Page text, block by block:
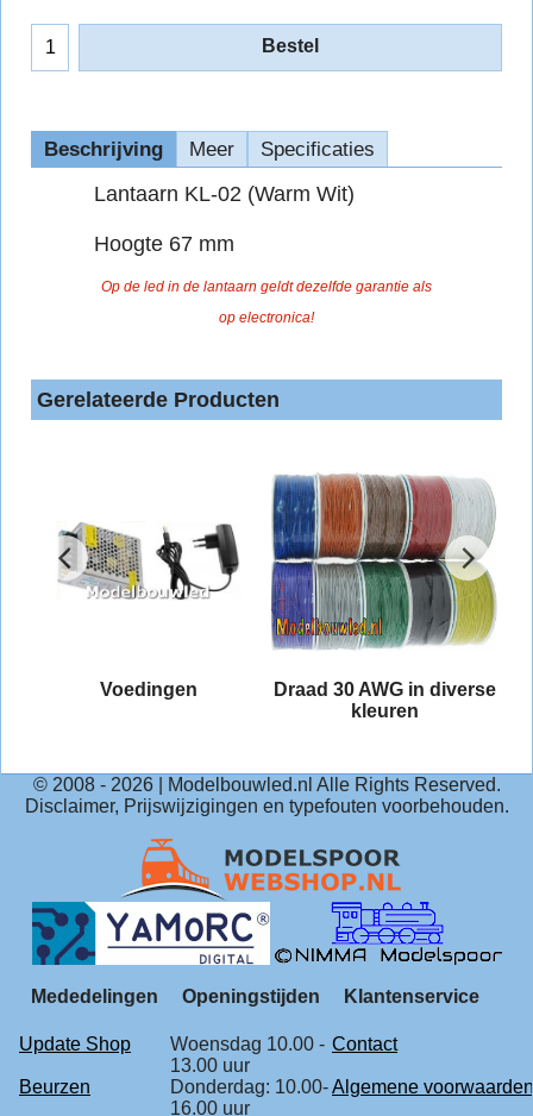
Bestel
Beschrijving Meer Specificaties
Lantaarn KL-02 (Warm Wit)
Hoogte 67 mm
Op de led in de lantaarn geldt dezelfde garantie als
op electronica!
Gerelateerde Producten
Voedingen
Draad 30 AWG in diverse
kleuren
© 2008 - 2026| Modelbouwled.nl Alle Rights Reserved.
Disclaimer, Prijswijzigingen en typefouten voorbehouden.
Mededelingen Openingstijden Klantenservice
Update Shop
Woensdag 10.00 -
13.00 uur
Contact
Beurzen
Donderdag: 10.00-
16.00 uur
Algemene voorwaarden